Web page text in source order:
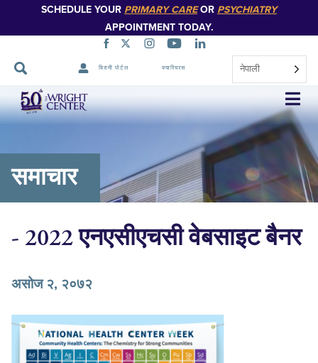
SCHEDULE YOUR PRIMARY CAREOR PSYCHIATRY
APPOINTMENT TODAY.
बिरामी पोर्टल क्यारियरस नेपाली
नेभिगेसन
स्किप
गर्नुहोस्
समाचार
- 2022 एनएसीएचसी वेबसाइट बैनर
असोज २, २०७२